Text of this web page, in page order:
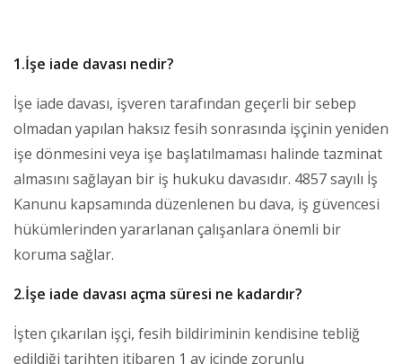
1.İşe iade davası nedir?
İşe iade davası, işveren tarafından geçerli bir sebep
olmadan yapılan haksız fesih sonrasında işçinin yeniden
işe dönmesini veya işe başlatılmaması halinde tazminat
almasını sağlayan bir iş hukuku davasıdır. 4857 sayılı İş
Kanunu kapsamında düzenlenen bu dava, iş güvencesi
hükümlerinden yararlanan çalışanlara önemli bir
koruma sağlar.
2.İşe iade davası açma süresi ne kadardır?
İşten çıkarılan işçi, fesih bildiriminin kendisine tebliğ
edildiği tarihten itibaren 1 ay içinde zorunlu